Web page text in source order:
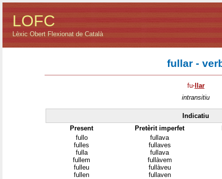
LOFC
Lèxic Obert Flexionat de Català
fullar -
fu· llar
intransitiu
Indicatiu
Present
Pretèrit imperfet
fullo
fulles
fulla
fullem
fulleu
fullen
fullava
fullaves
fullava
fullàvem
fullàveu
fullaven